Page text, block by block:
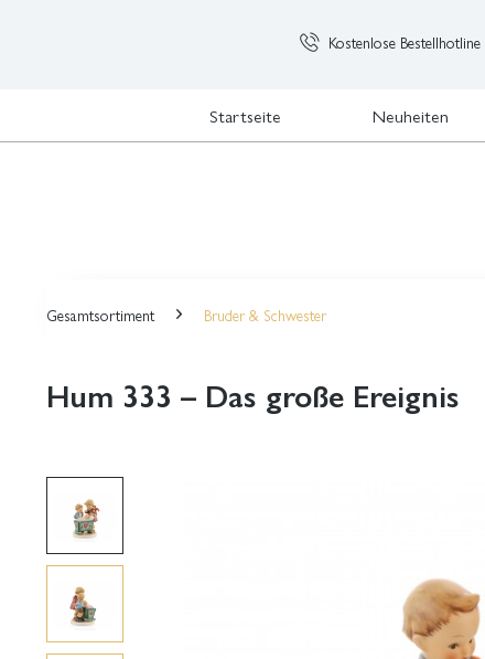
Kostenlose Bestellhotline
Startseite Neuheiten
Gesamtsortiment Bruder & Schwester
Hum 333 – Das große Ereignis